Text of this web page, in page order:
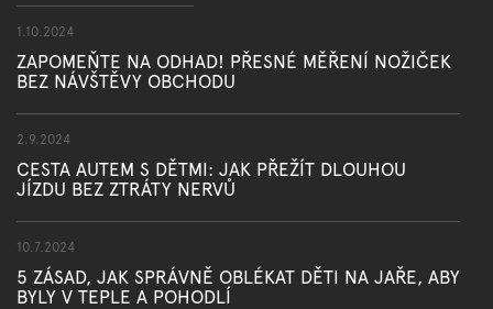
1.10.2024
ZAPOMEŇTE NA ODHAD! PŘESNÉ MĚŘENÍ NOŽIČEK
BEZ NÁVŠTĚVY OBCHODU
2.9.2024
CESTA AUTEM S DĚTMI: JAK PŘEŽÍT DLOUHOU
JÍZDU BEZ ZTRÁTY NERVŮ
10.7.2024
5 ZÁSAD, JAK SPRÁVNĚ OBLÉKAT DĚTI NA JAŘE, ABY
BYLY V TEPLE A POHODLÍ